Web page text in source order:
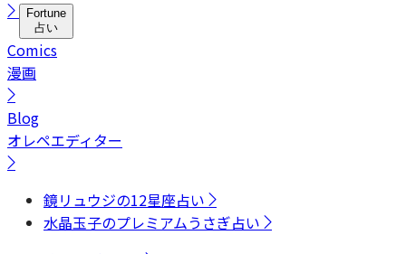
Fortune
占い
Comics
漫画
Blog
オレペエディター
鏡リュウジの12星座占い
水晶玉子のプレミアムうさぎ占い